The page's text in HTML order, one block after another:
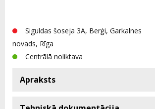
Siguldas šoseja 3A, Berģi, Garkalnes
novads, Rīga
Centrālā noliktava
Apraksts